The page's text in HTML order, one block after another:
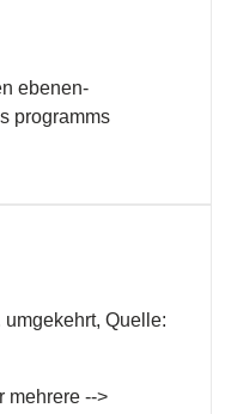
ebenen-
programms
Quelle:
mehrere -->